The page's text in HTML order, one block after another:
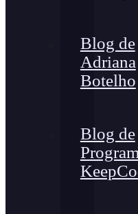
Blog de
Adriana
Botelho
Blog de